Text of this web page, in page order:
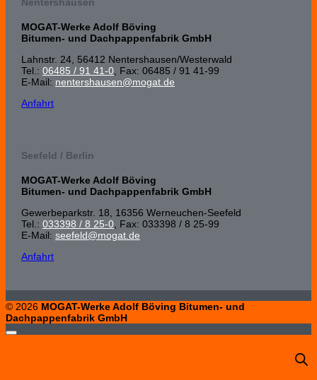
MOGAT-Werke Adolf Böving
Bitumen- und Dachpappenfabrik GmbH
Lahnstr. 24, 56412 Nenters­hausen/Wester­wald
Tel.: 06485 / 91 41-0 , Fax: 06485 / 91 41-99
E-Mail: nentershausen@mogat.de
Anfahrt
Seefeld / Berlin
MOGAT-Werke Adolf Böving
Bitumen- und Dachpappenfabrik GmbH
Gewerbeparkstr. 18, 16356 Werneuchen-Seefeld
Tel.: 033398 / 8 25-0 , Fax: 033398 / 8 25-99
E-Mail: seefeld@mogat.de
Anfahrt
© 2026 MOGAT-Werke Adolf Böving Bitumen- und
Dachpappenfabrik GmbH